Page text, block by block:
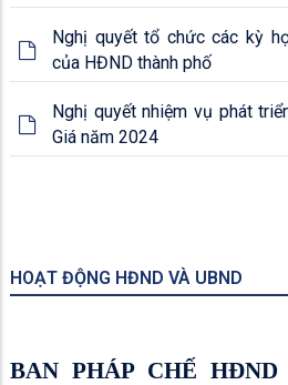
Nghị quyết tổ chức các kỳ
của HĐND thành phố
Nghị quyết nhiệm vụ phát
Giá năm 2024